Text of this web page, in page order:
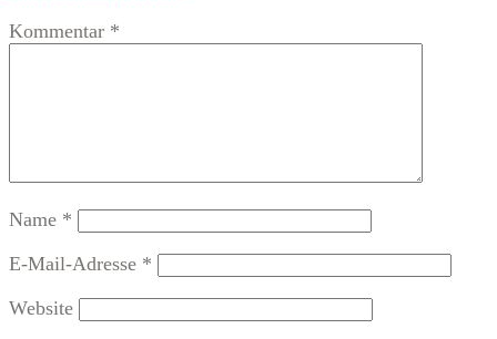
Kommentar *
Name *
E-Mail-Adresse *
Website